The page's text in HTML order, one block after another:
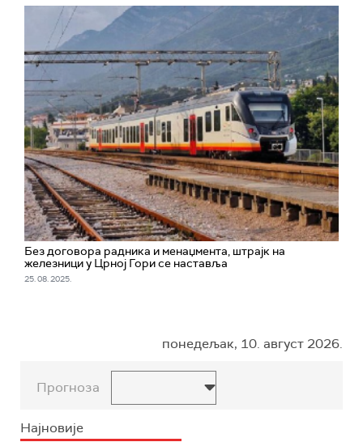
Без договора радника и менаџмента, штрајк на
железници у Црној Гори се наставља
25. 08. 2025.
понедељак, 10. август 2026.
Прогноза
Најновије